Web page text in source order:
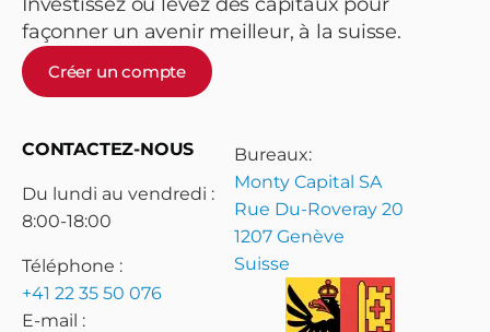
façonner un avenir meilleur, à la suisse.
Créer un compte
CONTACTEZ-NOUS
Du lundi au vendredi :
8:00-18:00
Téléphone :
+41 22 35 50 076
E-mail :
Bureaux:
Monty Capital SA
Rue Du-Roveray 20
1207 Genève
Suisse